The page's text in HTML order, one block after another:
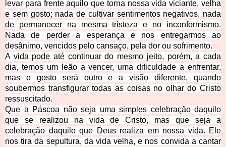
levar para frente aquilo que torna nossa vida viciante, velha
e sem gosto; nada de cultivar sentimentos negativos, nada
de permanecer na mesma tristeza e no inconformismo.
Nada de perder a esperança e nos entregarmos ao
desânimo, vencidos pelo cansaço, pela dor ou sofrimento.
A vida pode até continuar do mesmo jeito, porém, a cada
dia, temos um leão a vencer, uma dificuldade a enfrentar,
mas o gosto será outro e a visão diferente, quando
soubermos transfigurar todas as coisas no olhar do Cristo
ressuscitado.
Que a Páscoa não seja uma simples celebração daquilo
que se realizou na vida de Cristo, mas que seja a
celebração daquilo que Deus realiza em nossa vida. Ele
nos tira da sepultura, da vida velha, e nos convida a cantar